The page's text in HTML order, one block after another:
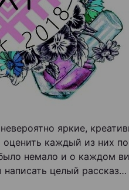
яркие,
каждый из них
немало и о каждом
целый рассказ…